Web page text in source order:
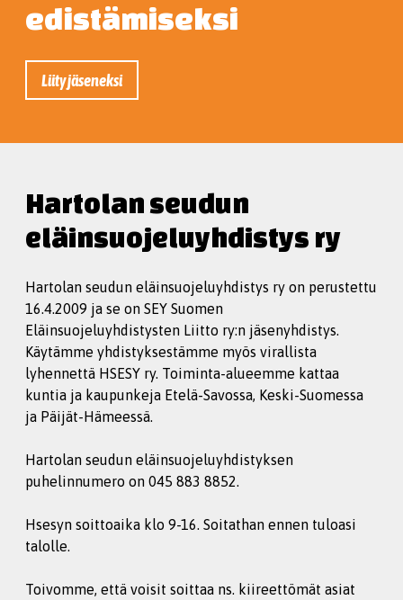
edistämiseksi
Liity jäseneksi
Hartolan seudun
eläinsuojeluyhdistys ry
Hartolan seudun eläinsuojeluyhdistys ry on perustettu
16.4.2009 ja se on SEY Suomen
Eläinsuojeluyhdistysten Liitto ry:n jäsenyhdistys.
Käytämme yhdistyksestämme myös virallista
lyhennettä HSESY ry. Toiminta-alueemme kattaa
kuntia ja kaupunkeja Etelä-Savossa, Keski-Suomessa
ja Päijät-Hämeessä.
Hartolan seudun eläinsuojeluyhdistyksen
puhelinnumero on 045 883 8852.
Hsesyn soittoaika klo 9-16. Soitathan ennen tuloasi
talolle.
Toivomme, että voisit soittaa ns. kiireettömät asiat